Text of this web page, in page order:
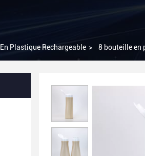
Plastique Rechargeable > 8 bouteille en